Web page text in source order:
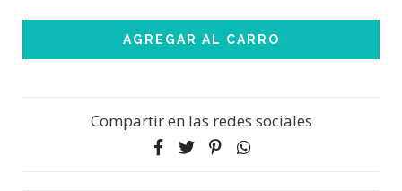
Compartir en las redes sociales